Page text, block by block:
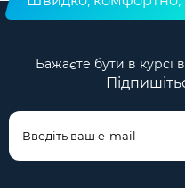
Бажаєте бути в курсі